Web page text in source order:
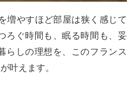
増やすほど部屋は狭く感じて
ろぐ時間も、眠る時間も、妥
らしの理想を、このフランス
叶えます。